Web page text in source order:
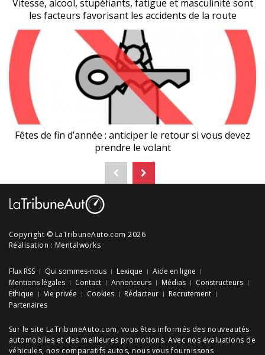
Vitesse, alcool, stupéfiants, fatigue et masculinité sont
les facteurs favorisant les accidents de la route
Fêtes de fin d’année : anticiper le retour si vous devez
prendre le volant
Copyright © LaTribuneAuto.com 2026
Réalisation : Mentalworks
Flux RSS Qui sommes-nous Lexique
Aide en ligne
Mentions légales
Contact Annonceurs Médias
Constructeurs
Ethique
Vie privée Cookies Rédacteur
Recrutement
Partenaires
Sur le site LaTribuneAuto.com, vous êtes informés des nouveautés
automobiles et des meilleures promotions. Avec nos évaluations de
véhicules, nos comparatifs autos, nous vous fournissons